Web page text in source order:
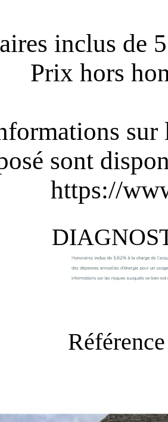
inclus de
Prix hors
sur
sont
https://